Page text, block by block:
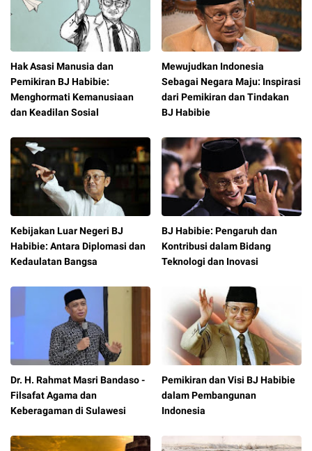
Hak Asasi Manusia dan
Pemikiran BJ Habibie:
Menghormati Kemanusiaan
dan Keadilan Sosial
Mewujudkan Indonesia
Sebagai Negara Maju: Inspirasi
dari Pemikiran dan Tindakan
BJ Habibie
Kebijakan Luar Negeri BJ
Habibie: Antara Diplomasi dan
Kedaulatan Bangsa
BJ Habibie: Pengaruh dan
Kontribusi dalam Bidang
Teknologi dan Inovasi
Dr. H. Rahmat Masri Bandaso -
Filsafat Agama dan
Keberagaman di Sulawesi
Pemikiran dan Visi BJ Habibie
dalam Pembangunan
Indonesia